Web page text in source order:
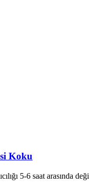
Koku
5-6 saat arasında